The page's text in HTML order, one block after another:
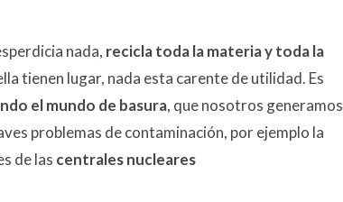
nada, recicla toda la materia y toda la
tienen lugar, nada esta carente de utilidad. Es
el mundo de basura, que nosotros generamos
problemas de contaminación, por ejemplo la
de las centrales nucleares